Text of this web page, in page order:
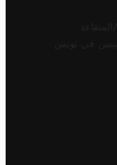
في تونس